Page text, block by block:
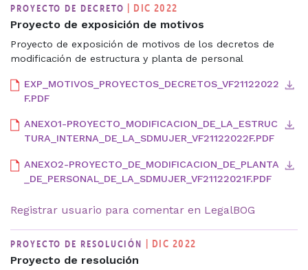
PROYECTO DE DECRETO | DIC 2022
Proyecto de exposición de motivos
Proyecto de exposición de motivos de los decretos de
modificación de estructura y planta de personal
EXP_MOTIVOS_PROYECTOS_DECRETOS_VF21122022
F.PDF
ANEXO1-PROYECTO_MODIFICACION_DE_LA_ESTRUC
TURA_INTERNA_DE_LA_SDMUJER_VF21122022F.PDF
ANEXO2-PROYECTO_DE_MODIFICACION_DE_PLANTA
_DE_PERSONAL_DE_LA_SDMUJER_VF21122021F.PDF
Registrar usuario para comentar en LegalBOG
PROYECTO DE RESOLUCIÓN | DIC 2022
Proyecto de resolución